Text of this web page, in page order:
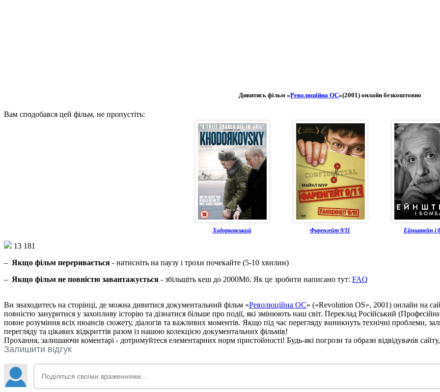
Дивитись фільм «Революційна ОС»(2001) онлайн безкоштовно
Вам сподобався цей фільм, не пропустіть:
Ходорковський Фаренгейт 9/11 Ейнштейн і
13 181
– Якщо фільм переривається - натисніть на паузу і трохи почекайте (5-10 хвилин)
– Якщо фільм не повністю завантажується - збільшіть кеш до 2000Мб. Як це зробити написано тут: FAQ
Ви знаходитесь на сторінці, де можна дивитися документальний фільм «Революційна ОС» («Revolution OS», 2001) онлайн на
повністю зануритися у захопливу історію та дізнатися більше про події, які змінюють наш світ. Переклад Російський
повне розуміння всіх нюансів сюжету, діалогів та важливих моментів. Якщо під час перегляду виникнуть технічні проблеми,
перегляду та цікавих відкриттів разом із нашою колекцією документальних фільмів!
Прохання, залишаючи коментарі - дотримуйтеся елементарних норм пристойності! Будь-які погрози та образи відвідувачів